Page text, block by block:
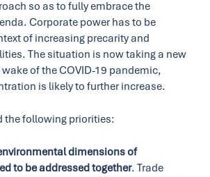
so as to fully embrace the
Corporate power has to be
of increasing precarity and
The situation is now taking a new
of the COVID-19 pandemic,
is likely to further increase.
the following priorities:
dimensions of
to be addressed together. Trade